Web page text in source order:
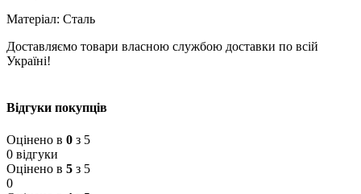
Матеріал: Сталь
Доставляємо товари власною службою доставки по всій
Україні!
Відгуки покупців
Оцінено в 0 з 5
0 відгуки
Оцінено в 5 з 5
0